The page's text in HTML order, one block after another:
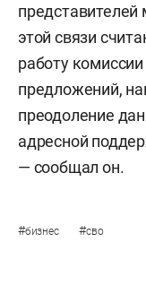
представителей
этой связи
работу
предложений,
преодоление
адресной
— сообщал он.
#бизнес #сво